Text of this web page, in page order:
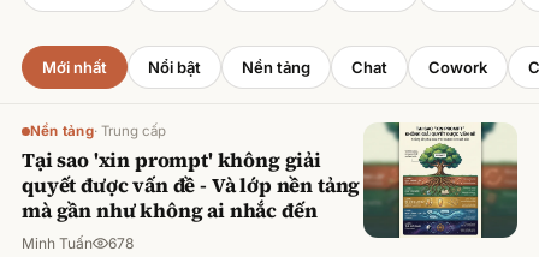
Minh Tuấn ·800 lượt xem
Mới nhất Nổi bật Nền tảng Chat Cowork
Nền tảng· Trung cấp
Tại sao 'xin prompt' không giải
quyết được vấn đề - Và lớp nền tảng
mà gần như không ai nhắc đến
Minh Tuấn 678